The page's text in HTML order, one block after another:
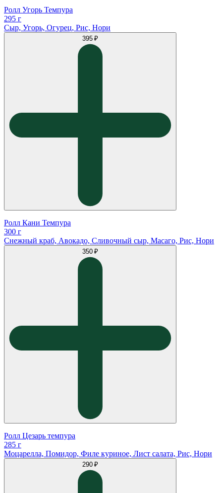
Ролл Угорь Темпура
295 г
Сыр, Угорь, Огурец, Рис, Нори
395 ₽
Ролл Кани Темпура
300 г
Снежный краб, Авокадо, Сливочный сыр, Масаго, Рис, Нори
350 ₽
Ролл Цезарь темпура
285 г
Моцарелла, Помидор, Филе куриное, Лист салата, Рис, Нори
290 ₽